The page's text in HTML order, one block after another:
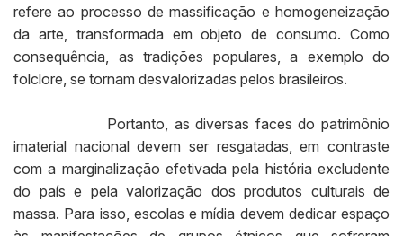
refere ao processo de massificação e homogeneização
da arte, transformada em objeto de consumo. Como
consequência, as tradições populares, a exemplo do
folclore, se tornam desvalorizadas pelos brasileiros.
Portanto, as diversas faces do patrimônio
imaterial nacional devem ser resgatadas, em contraste
com a marginalização efetivada pela história excludente
do país e pela valorização dos produtos culturais de
massa. Para isso, escolas e mídia devem dedicar espaço